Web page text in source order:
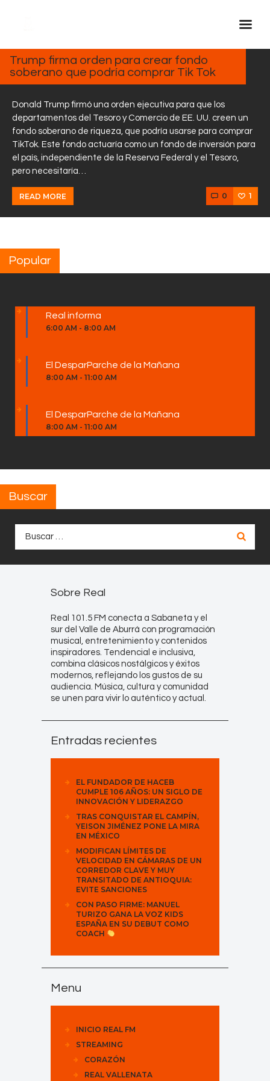
Inicio Real FM
En Vivo
Descarga La APP
Programas
Noticias
Equipo
Sobre Nosotros
4, 2025
Trump firma orden para crear fondo
soberano que podría comprar Tik Tok
Donald Trump firmó una orden ejecutiva para que los
departamentos del Tesoro y Comercio de EE. UU. creen un
fondo soberano de riqueza, que podría usarse para comprar
TikTok. Este fondo actuaría como un fondo de inversión para
el país, independiente de la Reserva Federal y el Tesoro,
pero necesitaría…
READ MORE 0 1
Popular
Real informa
6:00 AM - 8:00 AM
El DesparParche de la Mañana
8:00 AM - 11:00 AM
El DesparParche de la Mañana
8:00 AM - 11:00 AM
Buscar
Sobre Real
Real 101.5 FM conecta a Sabaneta y el
sur del Valle de Aburrá con programación
musical, entretenimiento y contenidos
inspiradores. Tendencial e inclusiva,
combina clásicos nostálgicos y éxitos
modernos, reflejando los gustos de su
audiencia. Música, cultura y comunidad
se unen para vivir lo auténtico y actual.
Entradas recientes
EL FUNDADOR DE HACEB
CUMPLE 106 AÑOS: UN SIGLO DE
INNOVACIÓN Y LIDERAZGO
TRAS CONQUISTAR EL CAMPÍN,
YEISON JIMÉNEZ PONE LA MIRA
EN MÉXICO
MODIFICAN LÍMITES DE
VELOCIDAD EN CÁMARAS DE UN
CORREDOR CLAVE Y MUY
TRANSITADO DE ANTIOQUIA:
EVITE SANCIONES
CON PASO FIRME: MANUEL
TURIZO GANA LA VOZ KIDS
ESPAÑA EN SU DEBUT COMO
COACH
Menu
INICIO REAL FM
STREAMING
CORAZÓN
REAL VALLENATA